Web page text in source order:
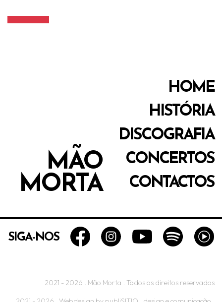
MÃO
MORTA
HOME
HISTÓRIA
DISCOGRAFIA
CONCERTOS
CONTACTOS
SIGA-NOS
2021 - 2026 . Mão Morta . Todos os direitos reservados